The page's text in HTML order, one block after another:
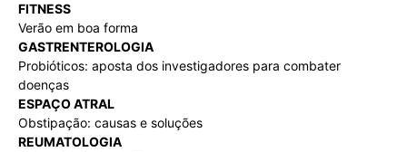
FITNESS
Verão em boa forma
GASTRENTEROLOGIA
Probióticos: aposta dos investigadores para combater
doenças
ESPAÇO ATRAL
Obstipação: causas e soluções
REUMATOLOGIA